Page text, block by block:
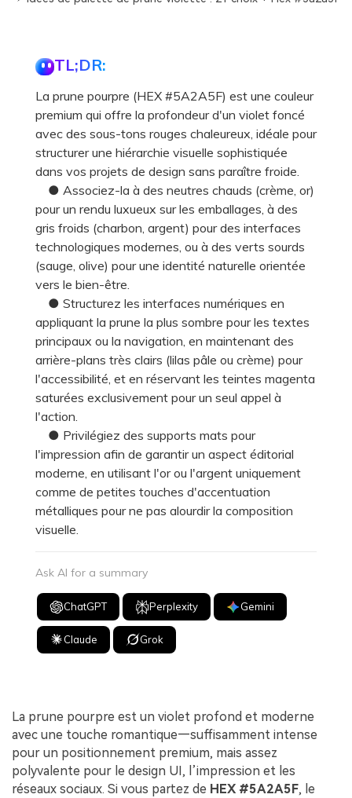
TL;DR:
La prune pourpre (HEX #5A2A5F) est une couleur
premium qui offre la profondeur d'un violet foncé
avec des sous-tons rouges chaleureux, idéale pour
structurer une hiérarchie visuelle sophistiquée
dans vos projets de design sans paraître froide.
● Associez-la à des neutres chauds (crème, or)
pour un rendu luxueux sur les emballages, à des
gris froids (charbon, argent) pour des interfaces
technologiques modernes, ou à des verts sourds
(sauge, olive) pour une identité naturelle orientée
vers le bien-être.
● Structurez les interfaces numériques en
appliquant la prune la plus sombre pour les textes
principaux ou la navigation, en maintenant des
arrière-plans très clairs (lilas pâle ou crème) pour
l'accessibilité, et en réservant les teintes magenta
saturées exclusivement pour un seul appel à
l'action.
● Privilégiez des supports mats pour
l'impression afin de garantir un aspect éditorial
moderne, en utilisant l'or ou l'argent uniquement
comme de petites touches d'accentuation
métalliques pour ne pas alourdir la composition
visuelle.
Ask AI for a summary
ChatGPT Perplexity Gemini
Claude Grok
La prune pourpre est un violet profond et moderne
avec une touche romantique—suffisamment intense
pour un positionnement premium, mais assez
polyvalente pour le design UI, l’impression et les
réseaux sociaux. Si vous partez de HEX #5A2A5F, le